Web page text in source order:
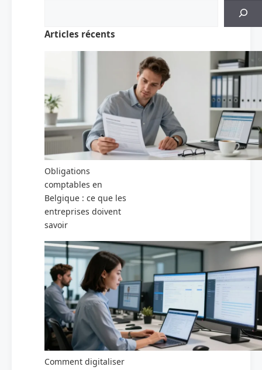
Articles récents
Obligations
comptables en
Belgique : ce que les
entreprises doivent
savoir
Comment digitaliser